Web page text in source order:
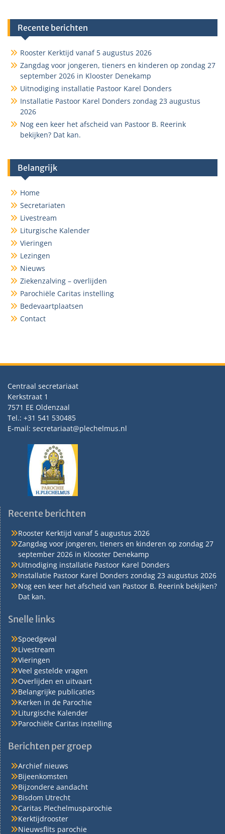
Recente berichten
Rooster Kerktijd vanaf 5 augustus 2026
Zangdag voor jongeren, tieners en kinderen op zondag 27
september 2026 in Klooster Denekamp
Uitnodiging installatie Pastoor Karel Donders
Installatie Pastoor Karel Donders zondag 23 augustus
2026
Nog een keer het afscheid van Pastoor B. Reerink
bekijken? Dat kan.
Belangrijk
Home
Secretariaten
Livestream
Liturgische Kalender
Vieringen
Lezingen
Nieuws
Ziekenzalving – overlijden
Parochiële Caritas instelling
Bedevaartplaatsen
Contact
Centraal secretariaat
Kerkstraat 1
7571 EE Oldenzaal
Tel.: +31 541 530485
E-mail: secretariaat@plechelmus.nl
Recente berichten
Rooster Kerktijd vanaf 5 augustus 2026
Zangdag voor jongeren, tieners en kinderen op zondag 27
september 2026 in Klooster Denekamp
Uitnodiging installatie Pastoor Karel Donders
Installatie Pastoor Karel Donders zondag 23 augustus 2026
Nog een keer het afscheid van Pastoor B. Reerink bekijken?
Dat kan.
Snelle links
Spoedgeval
Livestream
Vieringen
Veel gestelde vragen
Overlijden en uitvaart
Belangrijke publicaties
Kerken in de Parochie
Liturgische Kalender
Parochiële Caritas instelling
Berichten per groep
Archief nieuws
Bijeenkomsten
Bijzondere aandacht
Bisdom Utrecht
Caritas Plechelmusparochie
Kerktijdrooster
Nieuwsflits parochie